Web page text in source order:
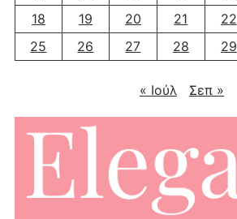
18
19 20 21 22
25
26 27 28 29
« Ιούλ Σεπ »